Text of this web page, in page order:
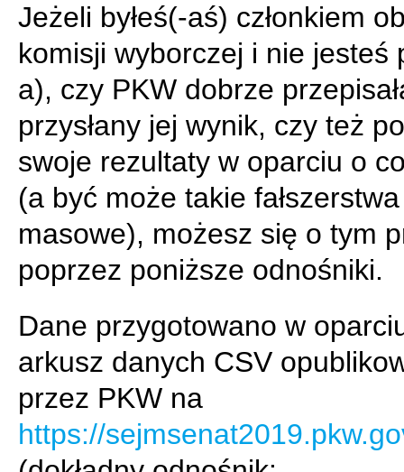
Jeżeli byłeś(-aś) członkiem
komisji wyborczej i nie jesteś
a), czy PKW dobrze
przysłany jej wynik, czy też
swoje rezultaty w oparciu o
(a być może takie fałszerstwa
masowe), możesz się o tym
poprzez poniższe odnośniki.
Dane przygotowano w
arkusz danych CSV
przez PKW na
https://